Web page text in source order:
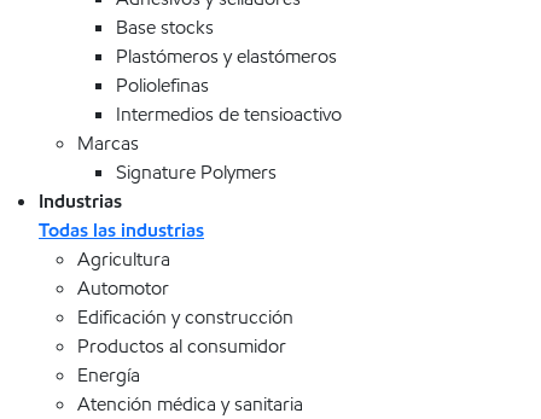
Base stocks
Plastómeros y elastómeros
Poliolefinas
Intermedios de tensioactivo
Marcas
Signature Polymers
Industrias
Todas las industrias
Agricultura
Automotor
Edificación y construcción
Productos al consumidor
Energía
Atención médica y sanitaria